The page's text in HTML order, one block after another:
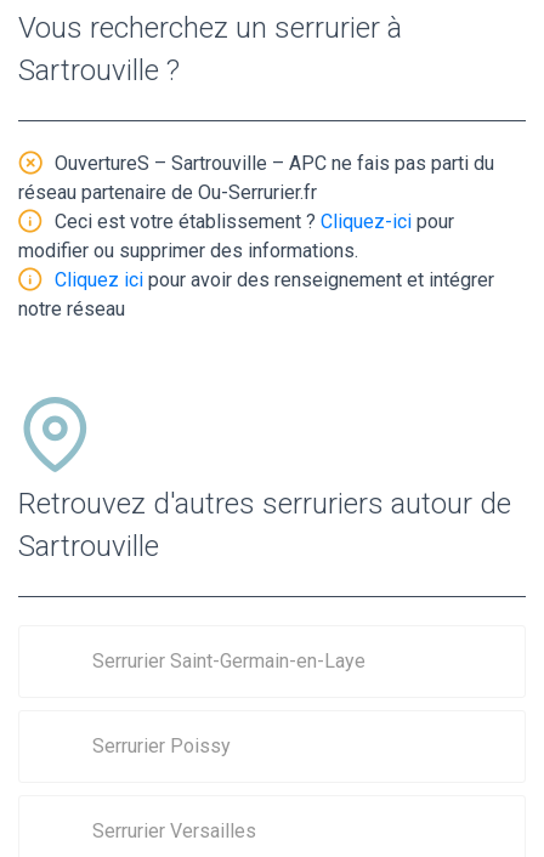
Vous recherchez un serrurier à
Sartrouville ?
OuvertureS – Sartrouville – APC ne fais pas parti du
réseau partenaire de Ou-Serrurier.fr
Ceci est votre établissement ? Cliquez-ici pour
modifier ou supprimer des informations.
Cliquez ici pour avoir des renseignement et intégrer
notre réseau
Retrouvez d'autres serruriers autour de
Sartrouville
Serrurier Saint-Germain-en-Laye
Serrurier Poissy
Serrurier Versailles